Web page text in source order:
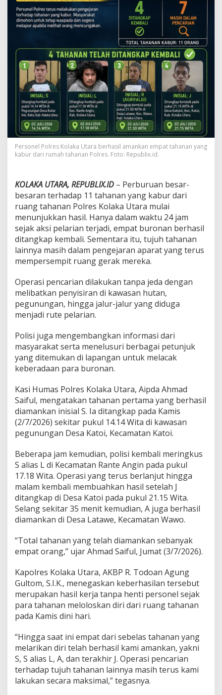
D
i
m
u
a
i
,
E
m
p
a
t
T
a
n
a
n
K
a
b
u
r
D
t
a
n
g
p
d
l
S
e
a
r
i
Personel Polres Kolaka Utara berhasil amankan empat tahanan yang
kabur dari rumah tahanan Polres. Foto: Republix.id.
KOLAKA UTARA, REPUBLIX.ID – Perburuan besar-
besaran terhadap 11 tahanan yang kabur dari
ruang tahanan Polres Kolaka Utara mulai
menunjukkan hasil. Hanya dalam waktu 24 jam
sejak aksi pelarian terjadi, empat buronan berhasil
ditangkap kembali. Sementara itu, tujuh tahanan
lainnya masih dalam pengejaran aparat yang terus
mempersempit ruang gerak mereka.
Operasi pencarian dilakukan tanpa jeda dengan
melibatkan penyisiran di kawasan hutan,
pegunungan, hingga jalur-jalur yang diduga
menjadi rute pelarian.
Polisi juga mengembangkan informasi dari
masyarakat serta menelusuri berbagai petunjuk
yang ditemukan di lapangan untuk melacak
keberadaan para buronan.
Kasi Humas Polres Kolaka Utara, Aipda Ahmad
Saiful, mengatakan tahanan pertama yang berhasil
diamankan inisial S. Ia ditangkap pada Kamis
(2/7/2026) sekitar pukul 14.14 Wita di kawasan
pegunungan Desa Katoi, Kecamatan Katoi.
Beberapa jam kemudian, polisi kembali meringkus
S alias L di Kecamatan Rante Angin pada pukul
17.18 Wita. Operasi yang terus berlanjut hingga
malam kembali membuahkan hasil setelah J
ditangkap di Desa Katoi pada pukul 21.15 Wita.
Selang sekitar 35 menit kemudian, A juga berhasil
diamankan di Desa Latawe, Kecamatan Wawo.
“Total tahanan yang telah diamankan sebanyak
empat orang,” ujar Ahmad Saiful, Jumat (3/7/2026).
Kapolres Kolaka Utara, AKBP R. Todoan Agung
Gultom, S.I.K., menegaskan keberhasilan tersebut
merupakan hasil kerja tanpa henti personel sejak
para tahanan meloloskan diri dari ruang tahanan
pada Kamis dini hari.
“Hingga saat ini empat dari sebelas tahanan yang
melarikan diri telah berhasil kami amankan, yakni
S, S alias L, A, dan terakhir J. Operasi pencarian
terhadap tujuh tahanan lainnya masih terus kami
lakukan secara maksimal,” tegasnya.